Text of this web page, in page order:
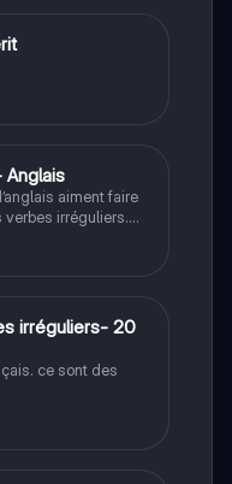
aiment faire
irréguliers.
verbes
irréguliers- 20
ce sont des